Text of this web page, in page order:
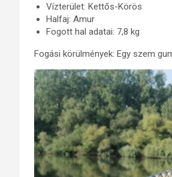
Vízterület: Kettős-Körös
Halfaj: Amur
Fogott hal adatai: 7,8 kg
Fogási körülmények: Egy szem